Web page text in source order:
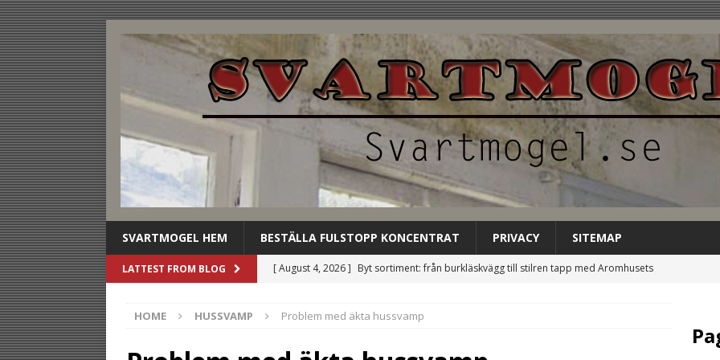
SVARTMOGEL HEM BESTÄLLA FULSTOPP KONCENTRAT PRIVACY SITEMAP
LATTEST FROM BLOG [ August 4, 2026 ] Byt sortiment: från burkläskvägg till stilren tapp med Aromhusets
[ August 3, 2026 ] Låt Aromhusets stilldrink bli gästens förstahandsval på
dryckesbuffén
UNCATEGORIZED
HOME HUSSVAMP Problem med äkta hussvamp